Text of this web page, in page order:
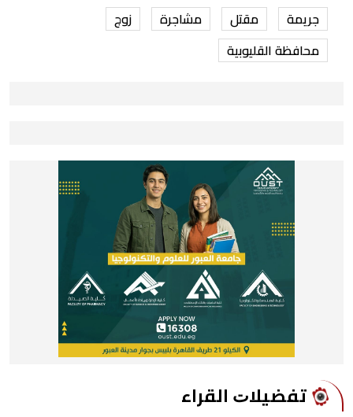
جريمة
مقتل مشاجرة
زوج
محافظة القليوبية
ﺗﻔﻀﻴﻼﺕ اﻟﻘﺮاء